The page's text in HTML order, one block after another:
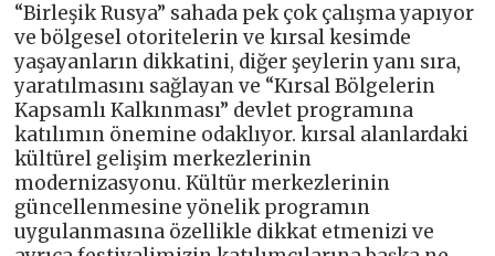
“Birleşik Rusya” sahada pek çok çalışma yapıyor
ve bölgesel otoritelerin ve kırsal kesimde
yaşayanların dikkatini, diğer şeylerin yanı sıra,
yaratılmasını sağlayan ve “Kırsal Bölgelerin
Kapsamlı Kalkınması” devlet programına
katılımın önemine odaklıyor. kırsal alanlardaki
kültürel gelişim merkezlerinin
modernizasyonu. Kültür merkezlerinin
güncellenmesine yönelik programın
uygulanmasına özellikle dikkat etmenizi ve